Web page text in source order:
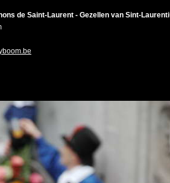
de Saint-Laurent - Gezellen van Sint-